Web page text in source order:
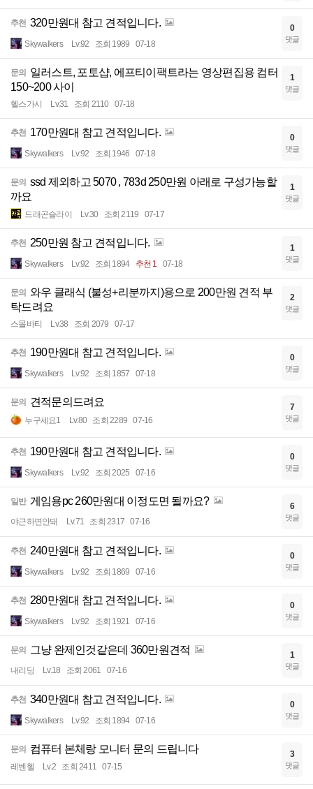
추천 320만원대 참고 견적입니다.
Skywalkers Lv.92 조회 1989 07-18
0
댓글
문의
일러스트, 포토샵, 에프티이팩트라는 영상편집용 컴터
150~200 사이
헬스가시 Lv.31 조회 2110 07-18
1
댓글
추천 170만원대 참고 견적입니다.
Skywalkers Lv.92 조회 1946 07-18
0
댓글
문의 ssd 제외하고 5070 , 783d 250만원 아래로 구성가능할
까요
드래곤슬라이 Lv.30 조회 2119 07-17
1
댓글
추천 250만원 참고 견적입니다.
Skywalkers Lv.92 조회 1894 추천 1 07-18
1
댓글
문의 와우 클래식 (불성+리분까지)용으로 200만원 견적 부
탁드려요
스몰바티 Lv.38 조회 2079 07-17
2
댓글
추천 190만원대 참고 견적입니다.
Skywalkers Lv.92 조회 1857 07-18
0
댓글
문의 견적문의드려요
누구세요1 Lv.80 조회 2289 07-16
7
댓글
추천 190만원대 참고 견적입니다.
Skywalkers Lv.92 조회 2025 07-16
0
댓글
일반 게임용pc 260만원대 이정도면 될까요?
야근하면안돼 Lv.71 조회 2317 07-16
6
댓글
추천 240만원대 참고 견적입니다.
Skywalkers Lv.92 조회 1869 07-16
0
댓글
추천 280만원대 참고 견적입니다.
Skywalkers Lv.92 조회 1921 07-16
0
댓글
문의 그냥 완제인것같은데 360만원견적
내리딩 Lv.18 조회 2061 07-16
1
댓글
추천 340만원대 참고 견적입니다.
Skywalkers Lv.92 조회 1894 07-16
0
댓글
문의 컴퓨터 본체랑 모니터 문의 드립니다
레벤헬 Lv.2 조회 2411 07-15
3
댓글